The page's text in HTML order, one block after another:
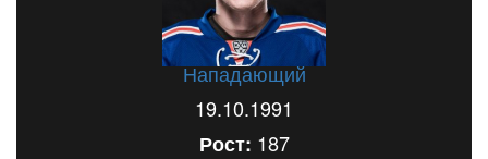
Нападающий
19.10.1991
Рост: 187